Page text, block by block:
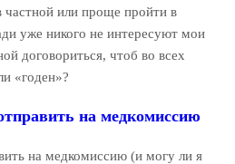
частной или проще пройти в
уже никого не интересуют мои
договориться, чтоб во всех
«годен»?
на медкомиссию
на медкомиссию (и могу ли я